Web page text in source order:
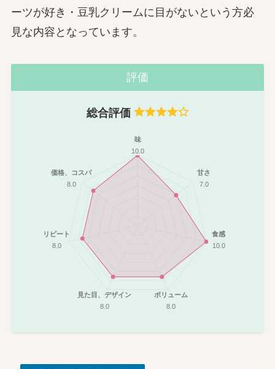
ーツが好き・豆乳クリームに目がないという方必
見な内容となっています。
評価
総合評価
味
10.0
甘さ
7.0
食感
10.0
ボリューム
8.0
見た目、デザイン
8.0
リピート
8.0
価格、コスパ
8.0